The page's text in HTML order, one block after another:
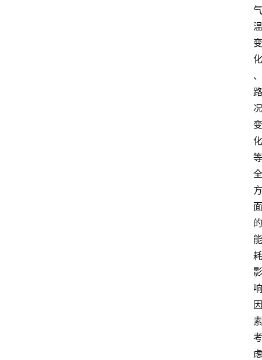
气
温
变
化
、
路
况
变
化
等
全
方
面
的
能
耗
影
响
因
素
考
虑